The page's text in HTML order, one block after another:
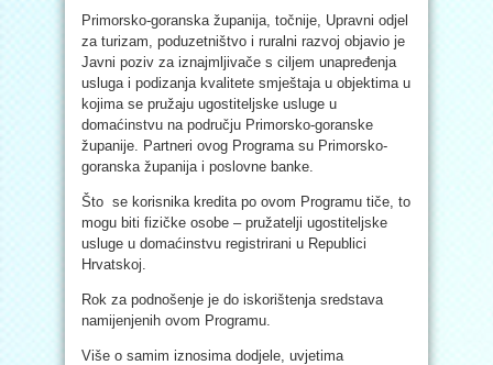
Primorsko-goranska županija, točnije, Upravni odjel
za turizam, poduzetništvo i ruralni razvoj objavio je
Javni poziv za iznajmljivače s ciljem unapređenja
usluga i podizanja kvalitete smještaja u objektima u
kojima se pružaju ugostiteljske usluge u
domaćinstvu na području Primorsko-goranske
županije. Partneri ovog Programa su Primorsko-
goranska županija i poslovne banke.
Što se korisnika kredita po ovom Programu tiče, to
mogu biti fizičke osobe – pružatelji ugostiteljske
usluge u domaćinstvu registrirani u Republici
Hrvatskoj.
Rok za podnošenje je do iskorištenja sredstava
namijenjenih ovom Programu.
Više o samim iznosima dodjele, uvjetima